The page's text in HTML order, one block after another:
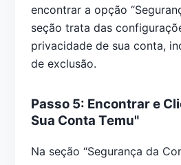
encontrar a opção
seção trata das
privacidade de sua conta,
de exclusão.
Passo 5: Encontrar e
Sua Conta Temu"
Na seção “Segurança da